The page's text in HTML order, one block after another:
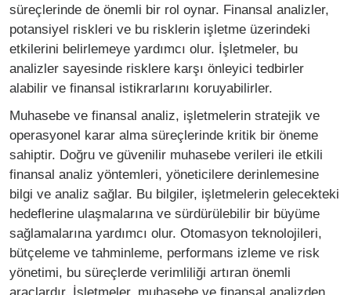
süreçlerinde de önemli bir rol oynar. Finansal analizler,
potansiyel riskleri ve bu risklerin işletme üzerindeki
etkilerini belirlemeye yardımcı olur. İşletmeler, bu
analizler sayesinde risklere karşı önleyici tedbirler
alabilir ve finansal istikrarlarını koruyabilirler.
Muhasebe ve finansal analiz, işletmelerin stratejik ve
operasyonel karar alma süreçlerinde kritik bir öneme
sahiptir. Doğru ve güvenilir muhasebe verileri ile etkili
finansal analiz yöntemleri, yöneticilere derinlemesine
bilgi ve analiz sağlar. Bu bilgiler, işletmelerin gelecekteki
hedeflerine ulaşmalarına ve sürdürülebilir bir büyüme
sağlamalarına yardımcı olur. Otomasyon teknolojileri,
bütçeleme ve tahminleme, performans izleme ve risk
yönetimi, bu süreçlerde verimliliği artıran önemli